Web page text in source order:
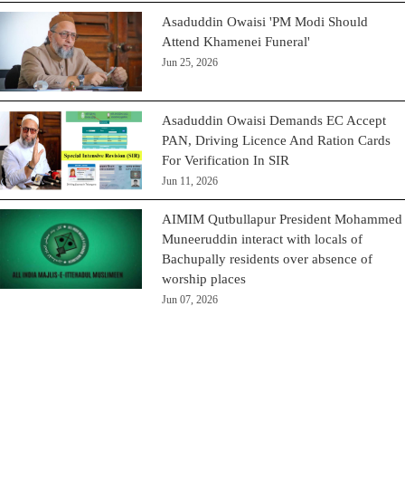
Asaduddin Owaisi 'PM Modi Should
Attend Khamenei Funeral'
Jun 25, 2026
Asaduddin Owaisi Demands EC Accept
PAN, Driving Licence And Ration Cards
For Verification In SIR
Jun 11, 2026
AIMIM Qutbullapur President Mohammed
Muneeruddin interact with locals of
Bachupally residents over absence of
worship places
Jun 07, 2026